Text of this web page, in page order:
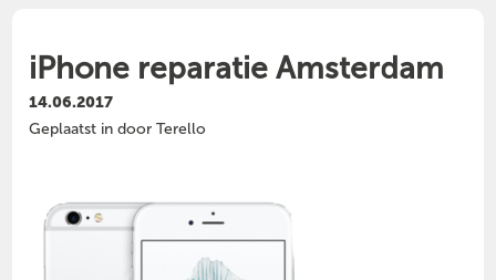
iPhone reparatie Amsterdam
14.06.2017
Geplaatst in door Terello